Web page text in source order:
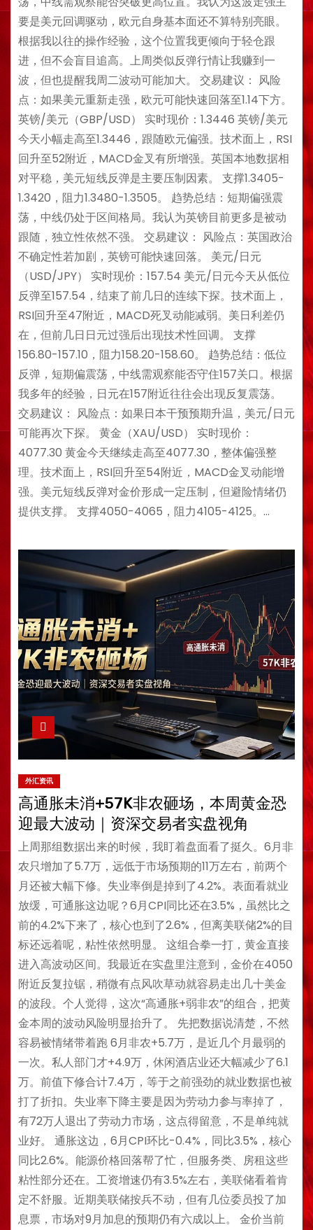
要是美元回调驱动，欧元自身基本面还不算特别亮眼。
根据我以往的操作经验，这个位置我更倾向于轻仓跟
进，但不会盲目追高。上周类似反弹行情让我赚到一
波，但也提醒我周二波动可能加大。 交易建议： 风险
点：如果美元重新走强，欧元可能快速回落至1.14下方。
英镑/美元（GBP/USD） 实时现价：1.3446 英镑/美元
今天小幅走高至1.3446，跟随欧元偏强。技术面上，RSI
回升至52附近，MACD金叉有所增强。英国本地数据相
对平稳，美元短线反弹是主要压制因素。 支撑1.3405-
1.3420，阻力1.3480-1.3505。 趋势总结：短期偏强震
荡，中线仍处于区间格局。我认为英镑目前更多是被动
跟随，独立性依然不强。 交易建议： 风险点：英国政治
不确定性若加剧，英镑可能快速回落。 美元/日元
（USD/JPY） 实时现价：157.54 美元/日元今天从低位
反弹至157.54，结束了前几日的连续下探。技术面上，
RSI回升至47附近，MACD死叉动能减弱。美日利差仍
在，但前几日日元过强后出现技术性回调。 支撑
156.80-157.10，阻力158.20-158.60。 趋势总结：低位
反弹，短期偏震荡，中线需观察能否守住157关口。根据
我多年的经验，日元在157附近往往会出现反复震荡。
交易建议： 风险点：如果日本干预预期升温，美元/日元
可能再次下探。 黄金（XAU/USD） 实时现价：
4077.30 黄金今天继续走高至4077.30，整体偏强整
理。技术面上，RSI回升至54附近，MACD金叉动能增
强。美元短线反弹对金价形成一定压制，但避险情绪仍
提供支撑。 支撑4050-4065，阻力4105-4125。…
外汇资讯
高通胀未消+57K非农砸场，本周黄金恐
迎最大波动｜资深交易者实盘视角
上周那组数据出来的时候，我盯着盘面看了挺久。6月非
农只增加了5.7万，远低于市场预期的11万左右，前两个
月还被大幅下修。失业率倒是掉到了4.2%。表面看就业
放缓，可通胀这边呢？6月CPI同比还在3.5%，虽然比之
前的4.2%下来了，核心也到了2.6%，但离美联储2%的目
标还远着呢，粘性依然明显。 这组合拳一打，黄金直接
进入高波动区间。我最近在实盘里注意到，金价在4050
附近反复拉锯，稍微有点风吹草动就容易走出几十美金
的波段。个人觉得，这次“高通胀+弱非农”的组合，把黄
金本周的波动风险明显抬升了。 先把数据说清楚，不然
容易被情绪带着跑 6月非农+5.7万，是近几个月最弱的
一次。私人部门才+4.9万，休闲酒店业还大幅减少了6.1
万。前值下修合计7.4万，等于之前强劲的就业数据也被
打了折扣。失业率下降主要是因为劳动力参与率掉了，
有72万人退出了劳动力市场，这点得留意，不是单纯就
业好。 通胀这边，6月CPI环比-0.4%，同比3.5%，核心
同比2.6%。能源价格回落帮了忙，但服务类、房租这些
粘性部分还在。工资增速仍有3.5%左右，美联储看着肯
定不舒服。近期美联储按兵不动，但有几位委员投了加
息票，市场对9月加息的预期仍有六成以上。 金价当前